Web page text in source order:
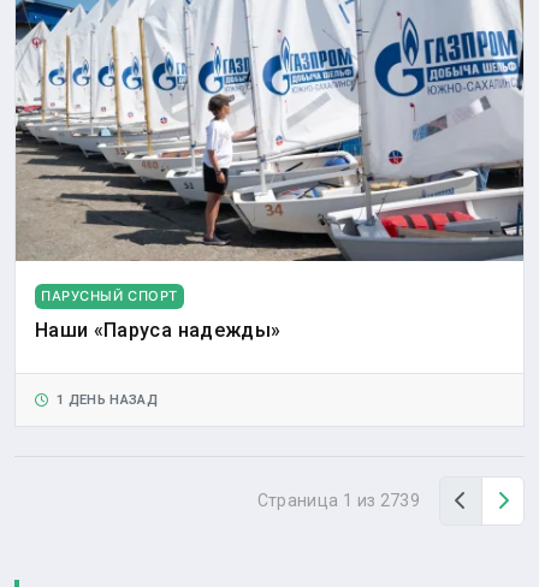
ПАРУСНЫЙ СПОРТ
Наши «Паруса надежды»
1 ДЕНЬ НАЗАД
Страница 1 из 2739 Назад